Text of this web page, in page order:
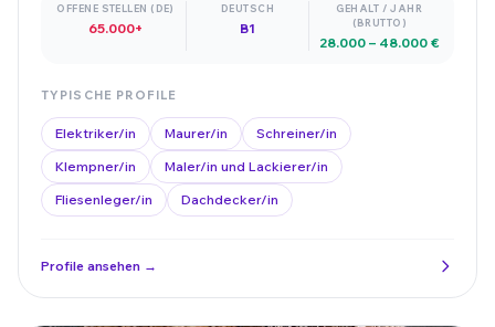
OFFENE STELLEN (DE)
65.000+
DEUTSCH
B1
GEHALT / JAHR
(BRUTTO)
28.000 – 48.000 €
TYPISCHE PROFILE
Elektriker/in Maurer/in
Schreiner/in
Klempner/in
Maler/in und Lackierer/in
Fliesenleger/in
Dachdecker/in
Profile ansehen →